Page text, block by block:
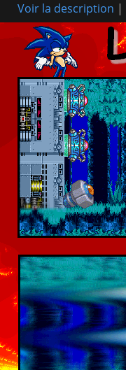
Voir la description |